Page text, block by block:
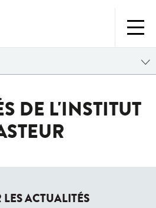
DE L'INSTITUT
LES ACTUALITÉS